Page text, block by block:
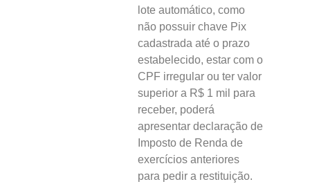
lote automático, como
não possuir chave Pix
cadastrada até o prazo
estabelecido, estar com o
CPF irregular ou ter valor
superior a R$ 1 mil para
receber, poderá
apresentar declaração de
Imposto de Renda de
exercícios anteriores
para pedir a restituição.